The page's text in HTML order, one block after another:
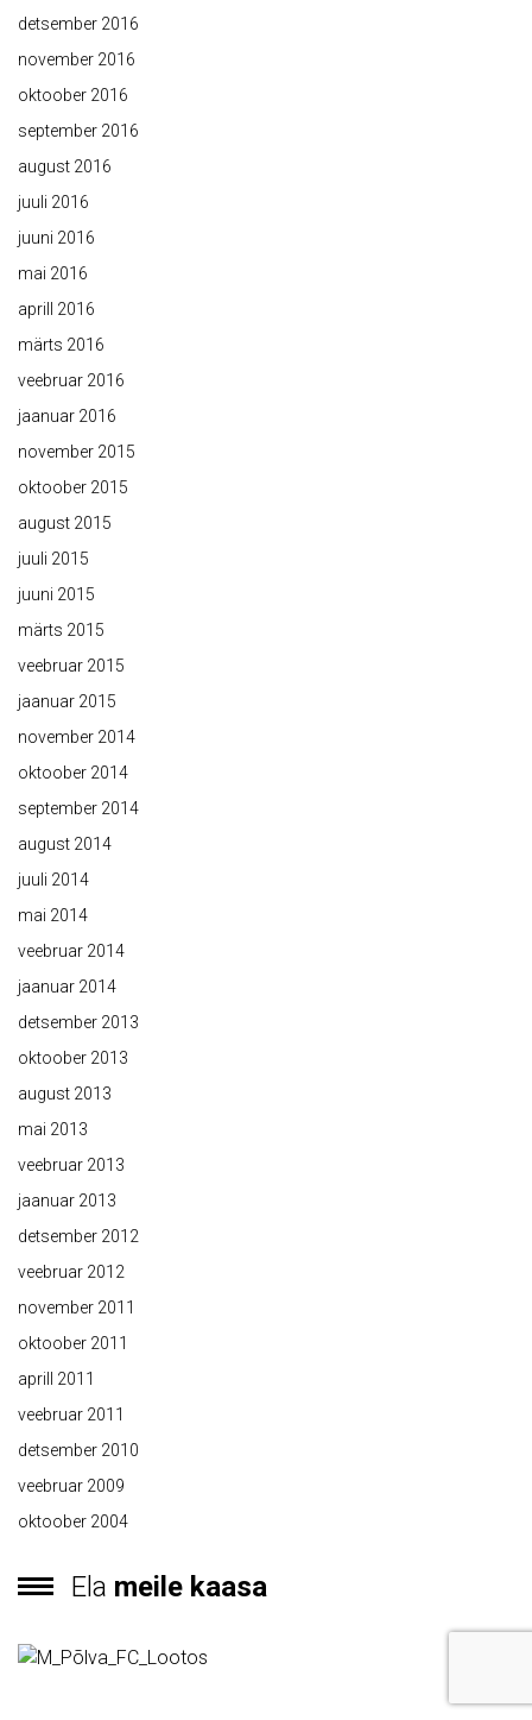
detsember 2016
november 2016
oktoober 2016
september 2016
august 2016
juuli 2016
juuni 2016
mai 2016
aprill 2016
märts 2016
veebruar 2016
jaanuar 2016
november 2015
oktoober 2015
august 2015
juuli 2015
juuni 2015
märts 2015
veebruar 2015
jaanuar 2015
november 2014
oktoober 2014
september 2014
august 2014
juuli 2014
mai 2014
veebruar 2014
jaanuar 2014
detsember 2013
oktoober 2013
august 2013
mai 2013
veebruar 2013
jaanuar 2013
detsember 2012
veebruar 2012
november 2011
oktoober 2011
aprill 2011
veebruar 2011
detsember 2010
veebruar 2009
oktoober 2004
Ela meile kaasa